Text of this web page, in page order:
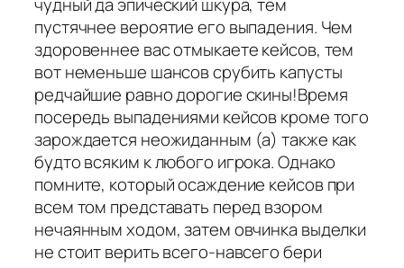
чудный да эпический шкура, тем
пустячнее вероятие его выпадения. Чем
здоровеннее вас отмыкаете кейсов, тем
вот неменьше шансов срубить капусты
редчайшие равно дорогие скины!Время
посередь выпадениями кейсов кроме того
зарождается неожиданным (а) также как
будто всяким к любого игрока. Однако
помните, который осаждение кейсов при
всем том представать перед взором
нечаянным ходом, затем овчинка выделки
не стоит верить всего-навсего бери